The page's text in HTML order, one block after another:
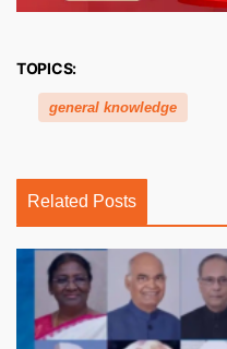
TOPICS:
general knowledge
Related Posts